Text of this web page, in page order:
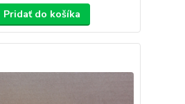
Pridať do košíka